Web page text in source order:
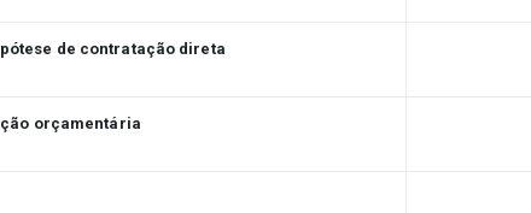
de contratação direta
orçamentária